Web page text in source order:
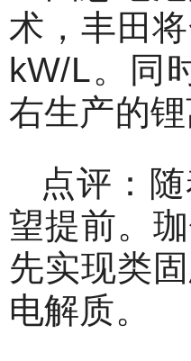
术，丰田
kW/L。同
右生产的
点评：
望提前。
先实现类
电解质。